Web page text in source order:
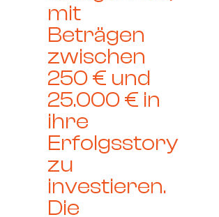
mit
Beträgen
zwischen
250 € und
25.000 € in
ihre
Erfolgsstory
zu
investieren.
Die